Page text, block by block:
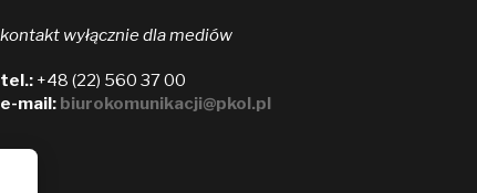
kontakt wyłącznie dla mediów
tel.:+48 (22) 560 37 00
e-mail: biurokomunikacji@pkol.pl